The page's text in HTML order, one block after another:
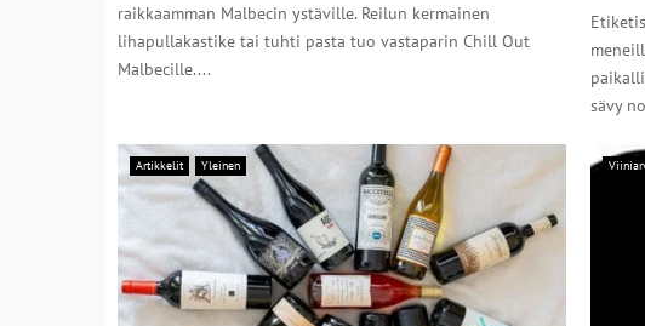
raikkaamman Malbecin ystäville. Reilun kermainen
lihapullakastike tai tuhti pasta tuo vastaparin Chill Out
Malbecille....
sävy
Artikkelit Yleinen